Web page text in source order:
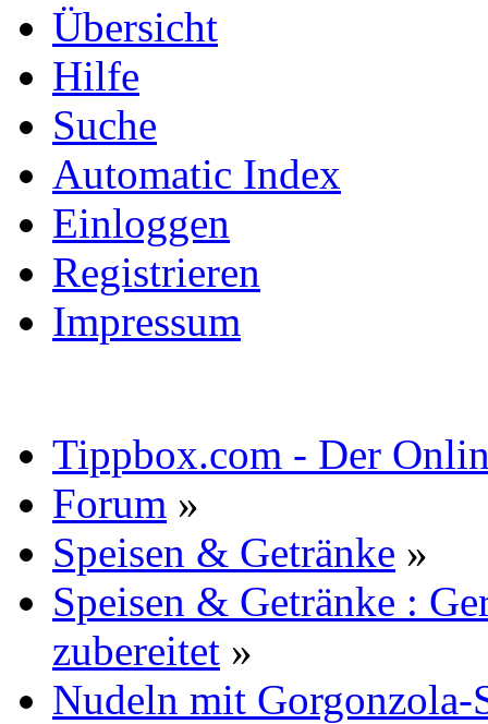
Übersicht
Hilfe
Suche
Automatic Index
Einloggen
Registrieren
Impressum
Tippbox.com - Der
Forum »
Speisen & Getränke »
Speisen & Getränke :
zubereitet »
Nudeln mit Gorgonzola-